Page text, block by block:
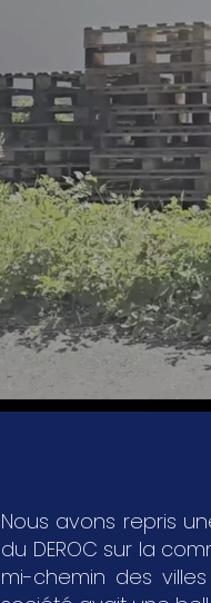
Nous avons repris
du DEROC sur la
mi-chemin des